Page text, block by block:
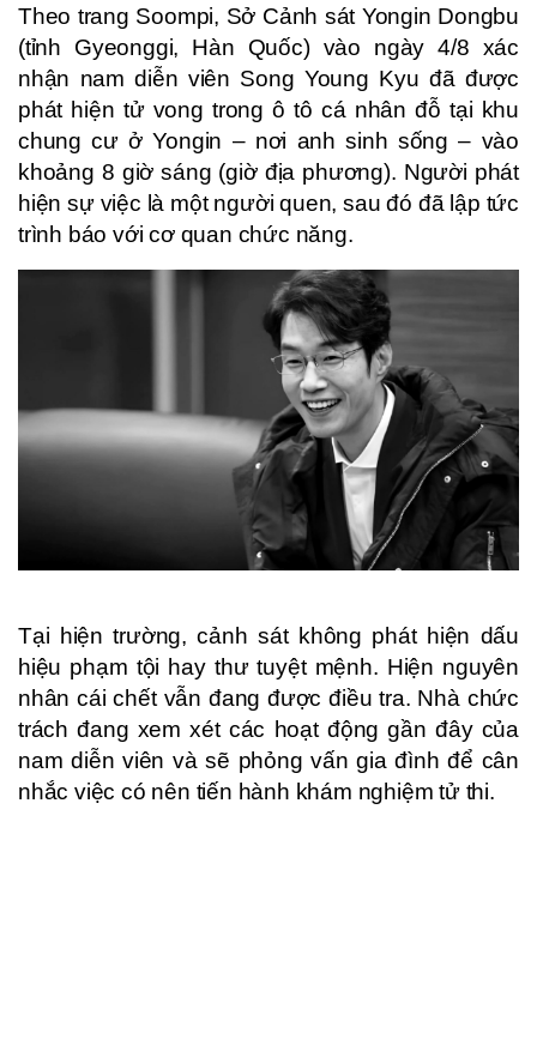
Theo trang Soompi, Sở Cảnh sát Yongin Dongbu
(tỉnh Gyeonggi, Hàn Quốc) vào ngày 4/8 xác
nhận nam diễn viên Song Young Kyu đã được
phát hiện tử vong trong ô tô cá nhân đỗ tại khu
chung cư ở Yongin – nơi anh sinh sống – vào
khoảng 8 giờ sáng (giờ địa phương). Người phát
hiện sự việc là một người quen, sau đó đã lập tức
trình báo với cơ quan chức năng.
Tại hiện trường, cảnh sát không phát hiện dấu
hiệu phạm tội hay thư tuyệt mệnh. Hiện nguyên
nhân cái chết vẫn đang được điều tra. Nhà chức
trách đang xem xét các hoạt động gần đây của
nam diễn viên và sẽ phỏng vấn gia đình để cân
nhắc việc có nên tiến hành khám nghiệm tử thi.